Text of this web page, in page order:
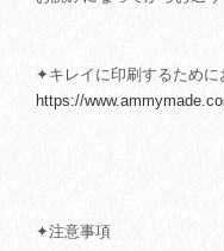
✦キレイに印刷するために
https://
✦注意事項